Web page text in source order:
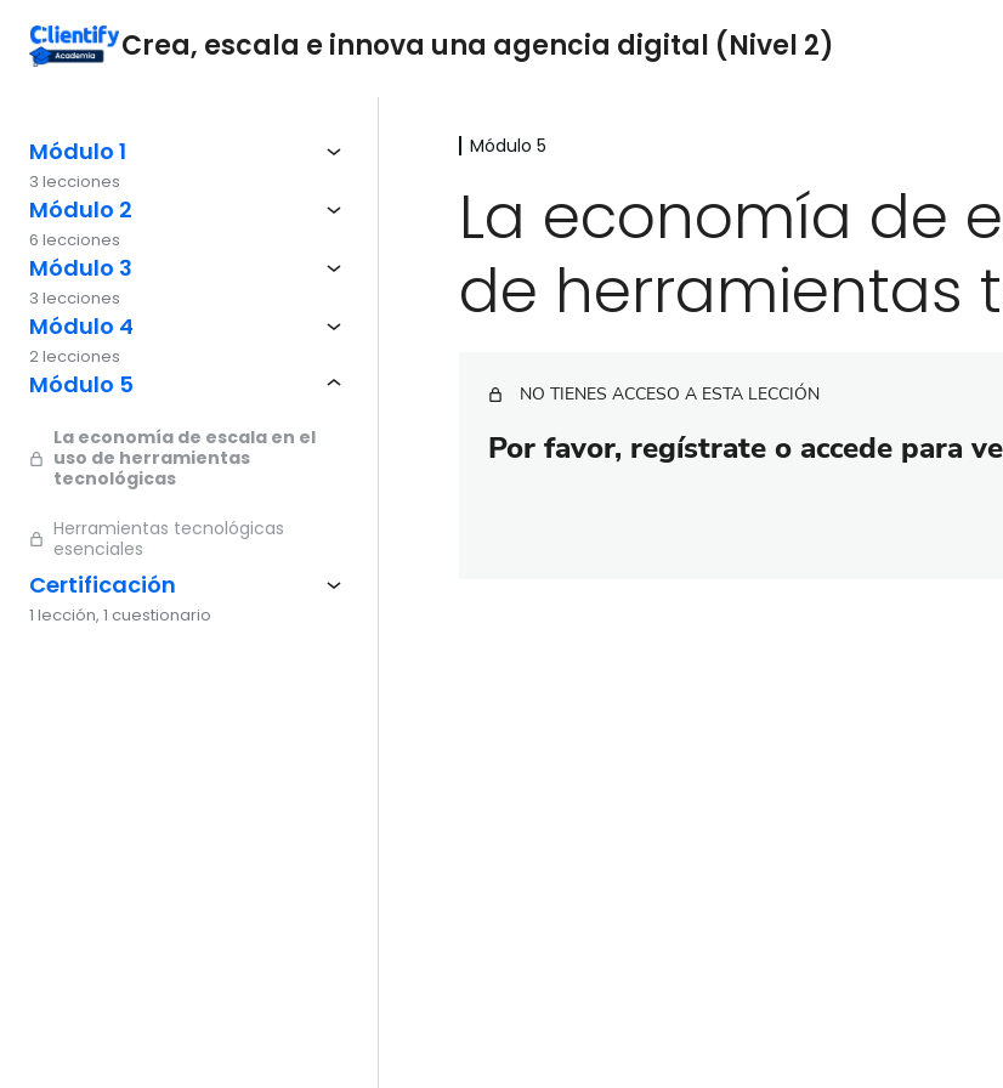
Crea, escala e innova una agencia digital (Nivel 2)
Módulo 1
3 lecciones
Módulo 2
6 lecciones
Módulo 3
3 lecciones
Módulo 4
2 lecciones
Módulo 5
La economía de escala en el
uso de herramientas
tecnológicas
Herramientas tecnológicas
esenciales
Certificación
1 lección, 1 cuestionario
Módulo 5
La economía de
de herramientas
NO TIENES ACCESO A ESTA LECCIÓN
Por favor, regístrate o accede para